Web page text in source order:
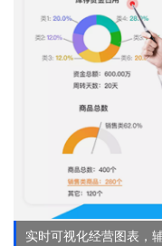
实时可视化经营图表，